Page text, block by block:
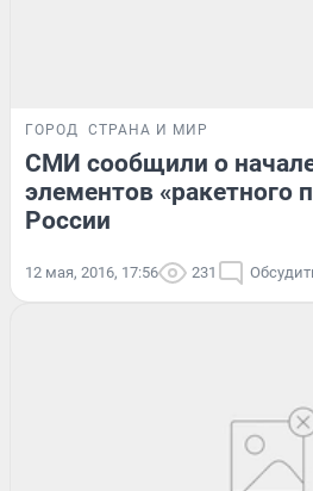
ГОРОД СТРАНА И МИР
СМИ сообщили о
элементов «ракетного
России
12 мая, 2016, 17:56 231